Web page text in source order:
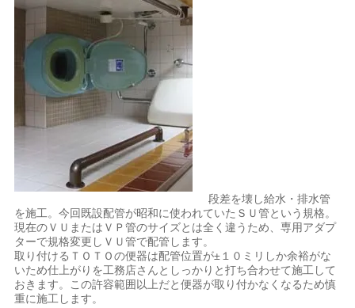
段差を壊し給水・排水管
を施工。今回既設配管が昭和に使われていたＳＵ管という規格。
現在のＶＵまたはＶＰ管のサイズとは全く違うため、専用アダプ
ターで規格変更しＶＵ管で配管します。
取り付けるＴＯＴＯの便器は配管位置が±１０ミリしか余裕がな
いため仕上がりを工務店さんとしっかりと打ち合わせて施工して
おきます。この許容範囲以上だと便器が取り付かなくなるため慎
重に施工します。